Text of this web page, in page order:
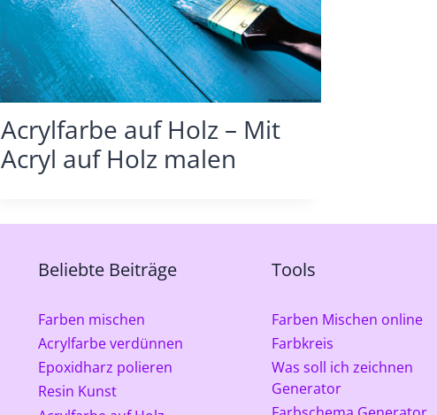
Acrylfarbe auf Holz – Mit
Acryl auf Holz malen
Beliebte Beiträge
Farben mischen
Acrylfarbe verdünnen
Epoxidharz polieren
Resin Kunst
Tools
Farben Mischen online
Farbkreis
Was soll ich zeichnen
Generator